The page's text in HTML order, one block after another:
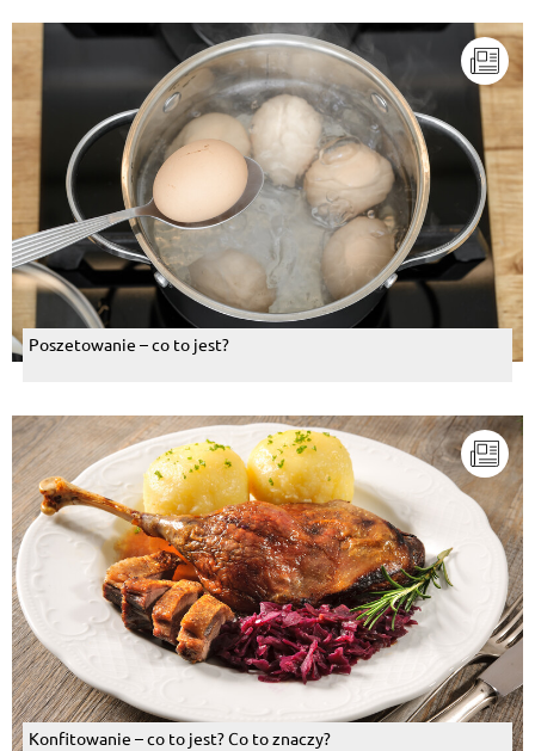
Poszetowanie – co to jest?
Konfitowanie – co to jest? Co to znaczy?